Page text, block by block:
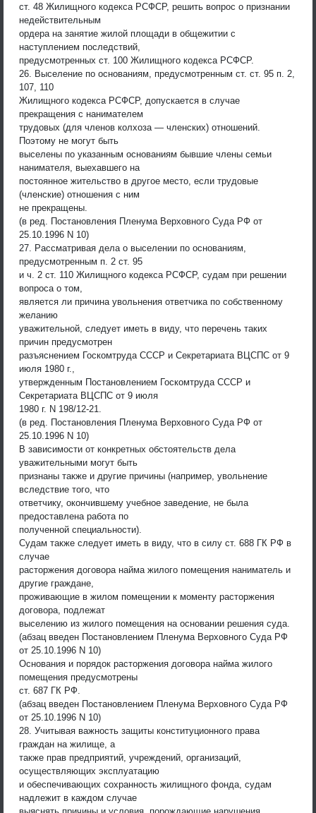
ст. 48 Жилищного кодекса РСФСР, решить вопрос о признании
недействительным
ордера на занятие жилой площади в общежитии с
наступлением последствий,
предусмотренных ст. 100 Жилищного кодекса РСФСР.
26. Выселение по основаниям, предусмотренным ст. ст. 95 п. 2,
107, 110
Жилищного кодекса РСФСР, допускается в случае
прекращения с нанимателем
трудовых (для членов колхоза — членских) отношений.
Поэтому не могут быть
выселены по указанным основаниям бывшие члены семьи
нанимателя, выехавшего на
постоянное жительство в другое место, если трудовые
(членские) отношения с ним
не прекращены.
(в ред. Постановления Пленума Верховного Суда РФ от
25.10.1996 N 10)
27. Рассматривая дела о выселении по основаниям,
предусмотренным п. 2 ст. 95
и ч. 2 ст. 110 Жилищного кодекса РСФСР, судам при решении
вопроса о том,
является ли причина увольнения ответчика по собственному
желанию
уважительной, следует иметь в виду, что перечень таких
причин предусмотрен
разъяснением Госкомтруда СССР и Секретариата ВЦСПС от 9
июля 1980 г.,
утвержденным Постановлением Госкомтруда СССР и
Секретариата ВЦСПС от 9 июля
1980 г. N 198/12-21.
(в ред. Постановления Пленума Верховного Суда РФ от
25.10.1996 N 10)
В зависимости от конкретных обстоятельств дела
уважительными могут быть
признаны также и другие причины (например, увольнение
вследствие того, что
ответчику, окончившему учебное заведение, не была
предоставлена работа по
полученной специальности).
Судам также следует иметь в виду, что в силу ст. 688 ГК РФ в
случае
расторжения договора найма жилого помещения наниматель и
другие граждане,
проживающие в жилом помещении к моменту расторжения
договора, подлежат
выселению из жилого помещения на основании решения суда.
(абзац введен Постановлением Пленума Верховного Суда РФ
от 25.10.1996 N 10)
Основания и порядок расторжения договора найма жилого
помещения предусмотрены
ст. 687 ГК РФ.
(абзац введен Постановлением Пленума Верховного Суда РФ
от 25.10.1996 N 10)
28. Учитывая важность защиты конституционного права
граждан на жилище, а
также прав предприятий, учреждений, организаций,
осуществляющих эксплуатацию
и обеспечивающих сохранность жилищного фонда, судам
надлежит в каждом случае
выяснять причины и условия, порождающие нарушения